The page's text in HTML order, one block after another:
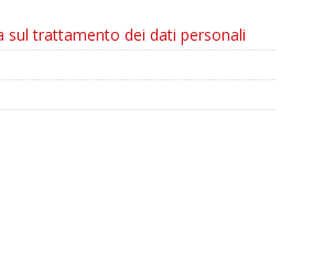
sul trattamento dei dati personali